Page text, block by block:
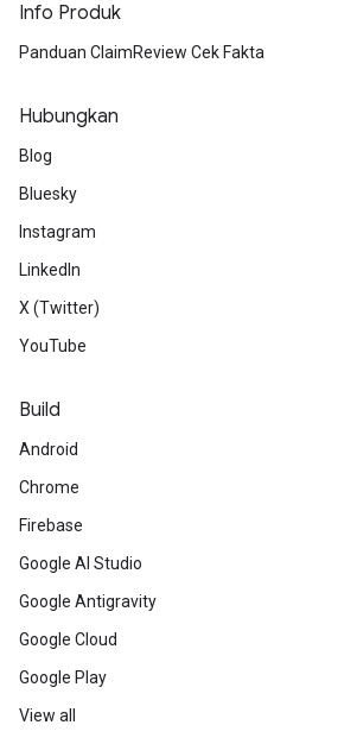
Info Produk
Panduan ClaimReview Cek Fakta
Hubungkan
Blog
Bluesky
Instagram
LinkedIn
X (Twitter)
YouTube
Build
Android
Chrome
Firebase
Google AI Studio
Google Antigravity
Google Cloud
Google Play
View all